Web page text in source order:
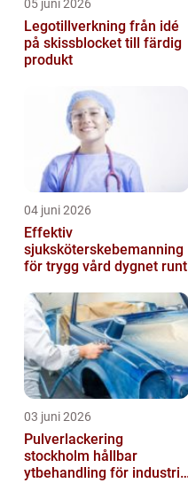
05 juni 2026
Legotillverkning från idé
på skissblocket till färdig
produkt
04 juni 2026
Effektiv
sjuksköterskebemanning
för trygg vård dygnet runt
03 juni 2026
Pulverlackering
stockholm hållbar
ytbehandling för industri